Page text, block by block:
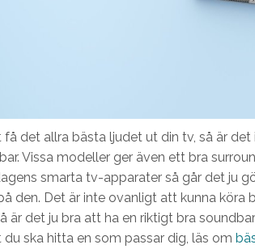
få det allra bästa ljudet ut din tv, så är
Vissa modeller ger även ett bra
smarta tv-apparater så går det ju
den. Det är inte ovanligt att kunna köra
är det ju bra att ha en riktigt bra
du ska hitta en som passar dig, läs om